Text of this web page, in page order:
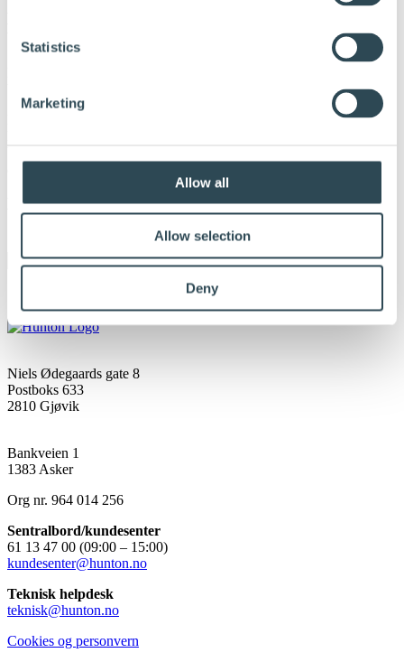
Statistics
Marketing
Allow all
Allow selection
Deny
byggevarekjeder i Norge
Blåseisolering utføres kun av våre sertifiserte blåseentreprenører.
Her ser du en oversikt over alle våreHunton Nativo
Niels Ødegaards gate 8
Postboks 633
2810 Gjøvik
Bankveien 1
1383 Asker
Org nr. 964 014 256
Sentralbord/kundesenter
61 13 47 00 (09:00 – 15:00)
kundesenter@hunton.no
Teknisk helpdesk
teknisk@hunton.no
Cookies og personvern